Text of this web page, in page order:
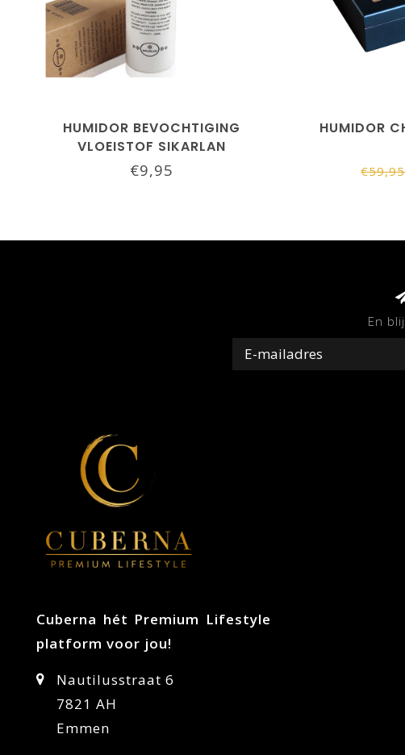
HUMIDOR BEVOCHTIGING
VLOEISTOF SIKARLAN
€9,95
HUMIDOR
€59,95
En
Cuberna hét Premium Lifestyle
platform voor jou!
Nautilusstraat 6
7821 AH
Emmen